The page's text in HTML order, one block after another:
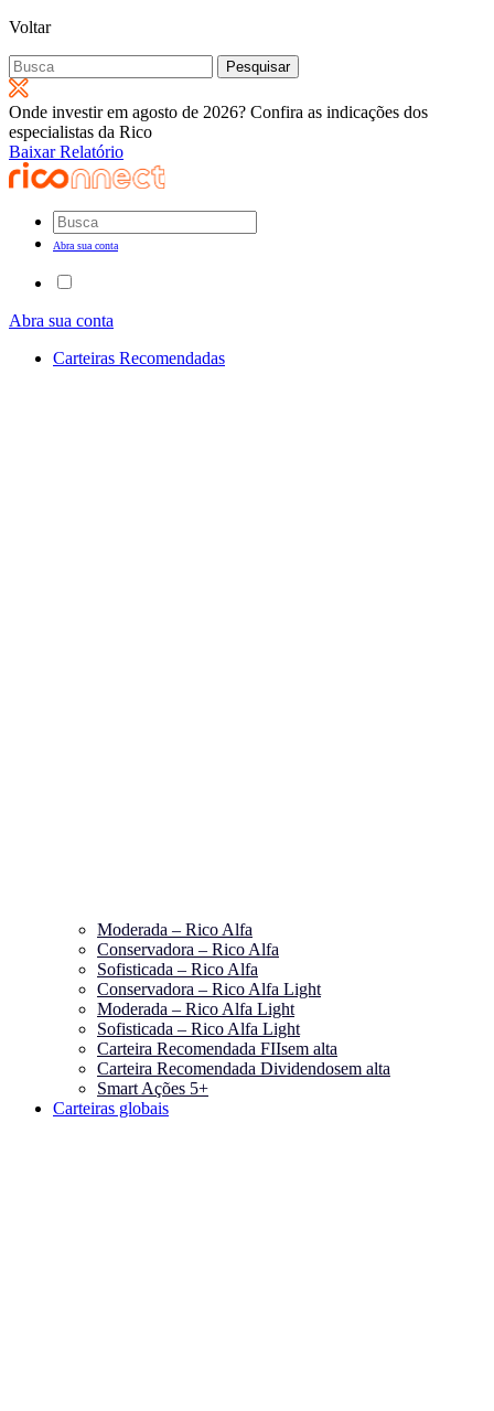
Voltar
Pesquisar
por:
Onde investir em agosto de 2026? Confira as indicações dos
especialistas da Rico
Baixar Relatório
Abra sua conta
Abra sua conta
Carteiras Recomendadas
Moderada – Rico Alfa
Conservadora – Rico Alfa
Sofisticada – Rico Alfa
Conservadora – Rico Alfa Light
Moderada – Rico Alfa Light
Sofisticada – Rico Alfa Light
Carteira Recomendada FIIsem alta
Carteira Recomendada Dividendosem alta
Smart Ações 5+
Carteiras globais